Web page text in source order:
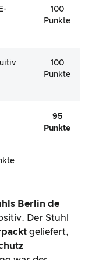
100
Punkte
100
Punkte
95
Punkte
Berlin de
Der Stuhl
geliefert,